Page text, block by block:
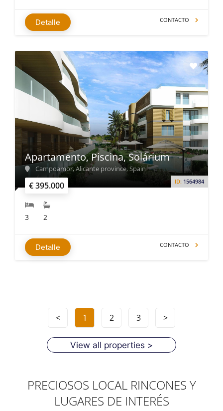
Detalle CONTACTO
€ 395.000 ID: 1564984
Apartamento, Piscina, Solárium
Campoamor, Alicante province, Spain
3 2
Detalle CONTACTO
< 1 2 3 >
View all properties >
PRECIOSOS LOCAL RINCONES Y
LUGARES DE INTERÉS